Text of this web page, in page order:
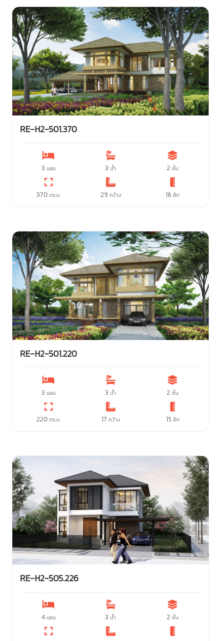
RE-H2-501.370
3 นอน 3 น้ำ 2 ชั้น
370 ตร.ม. 29 กว้าง 16 ลึก
RE-H2-501.220
3 นอน 3 น้ำ 2 ชั้น
220 ตร.ม. 17 กว้าง 15 ลึก
RE-H2-505.226
4 นอน 3 น้ำ 2 ชั้น